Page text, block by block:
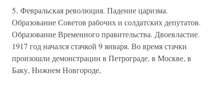
5. Февральская революция. Падение царизма.
Образование Советов рабочих и солдатских депутатов.
Образование Временного правительства. Двоевластие.
1917 год начался стачкой 9 января. Во время стачки
произошли демонстрации в Петрограде, в Москве, в
Баку, Нижнем Новгороде,